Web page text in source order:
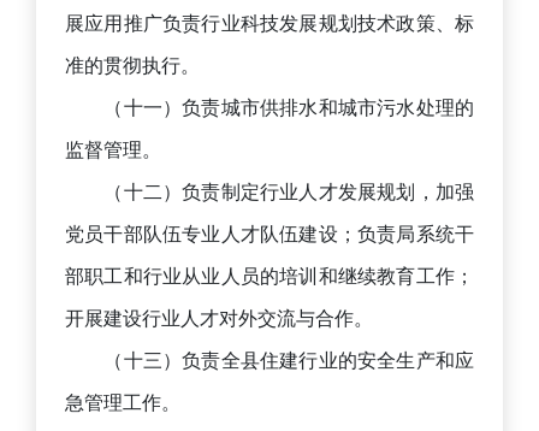
展应用推广负责行业科技发展规划技术政策、标
准的贯彻执行。
（十一）负责城市供排水和城市污水处理的
监督管理。
（十二）负责制定行业人才发展规划，加强
党员干部队伍专业人才队伍建设；负责局系统干
部职工和行业从业人员的培训和继续教育工作；
开展建设行业人才对外交流与合作。
（十三）负责全县住建行业的安全生产和应
急管理工作。